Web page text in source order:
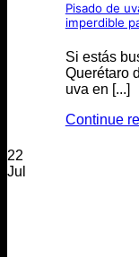
Pisado de
imperdible
Si estás
Querétaro
uva en [...]
Continue
22
Jul